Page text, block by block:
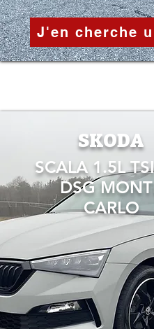
J'en cherche
SKODA
SCALA 1.5L
DSG
CARLO